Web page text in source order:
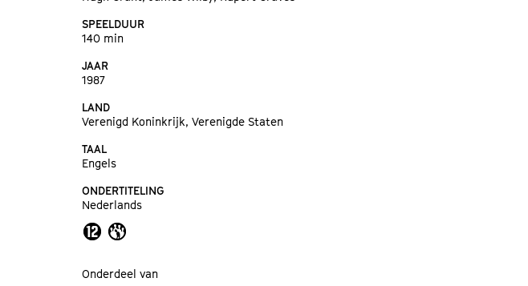
SPEELDUUR
140 min
JAAR
1987
LAND
Verenigd Koninkrijk, Verenigde Staten
TAAL
Engels
ONDERTITELING
Nederlands
Onderdeel van